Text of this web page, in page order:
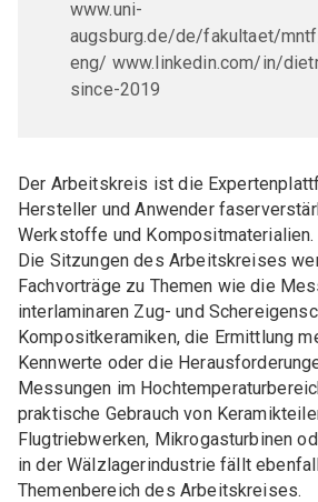
Referate und Publikationen
Sensortechnik"
DKG FG 3 "Keramik für
DKG FG 7 "Biokeramik"
DKG FG 8 "Keramik für die
GEMEINSCHAFTSAUSSCHÜSSE (GA)
GA Feuerfest
GA Glasig-kristalline
GA Hochleistungskeramik
GA Keramik-Metall-
www.uni-
augsburg.de/de/fakultaet/
eng/ www.linkedin.com/in/
since-2019
Der Arbeitskreis ist die
Hersteller und Anwender
Werkstoffe und Kompositmaterialien.
Die Sitzungen des Arbeitskreises
Fachvorträge zu Themen wie die
interlaminaren Zug- und
Kompositkeramiken, die Ermittlung
Kennwerte oder die
Messungen im
praktische Gebrauch von
Flugtriebwerken, Mikrogasturbinen
in der Wälzlagerindustrie fällt
Themenbereich des Arbeitskreises.